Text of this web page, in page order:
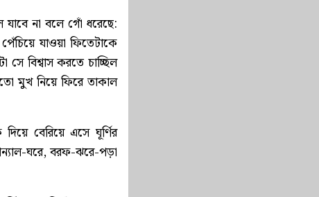
না বলে গোঁ ধরেছে:
যাওয়া ফিতেটাকে
বিশ্বাস করতে চাচ্ছিল
মুখ নিয়ে ফিরে তাকাল
বেরিয়ে এসে ঘূর্ণির
ঘরে, বরফ-ঝরে-পড়া